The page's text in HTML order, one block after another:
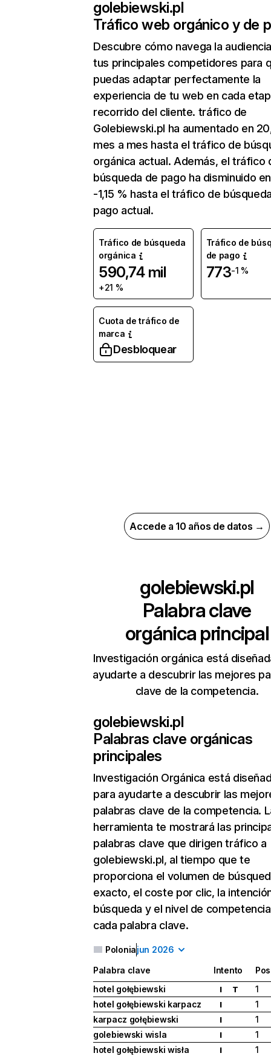
golebiewski.pl
Tráfico web orgánico y de
Descubre cómo navega la
tus principales competidores para
puedas adaptar perfectamente la
experiencia de tu web en cada
recorrido del cliente. tráfico de
Golebiewski.pl ha aumentado en
mes a mes hasta el tráfico de
orgánica actual. Además, el tráfico
búsqueda de pago ha disminuido en
-1,15 % hasta el tráfico de
pago actual.
Tráfico de búsqueda
orgánica
590,74 mil
+21 %
Tráfico de
de pago
773-1 %
Cuota de tráfico de
marca
Desbloquear
Accede a 10 años de datos →
golebiewski.pl
Palabra clave
orgánica principal
Investigación orgánica está
ayudarte a descubrir las mejores
clave de la competencia.
golebiewski.pl
Palabras clave orgánicas
principales
Investigación Orgánica está
para ayudarte a descubrir las
palabras clave de la competencia.
herramienta te mostrará las
palabras clave que dirigen tráfico a
golebiewski.pl, al tiempo que te
proporciona el volumen de
exacto, el coste por clic, la
búsqueda y el nivel de
cada palabra clave.
Poloniajun 2026
Palabra clave Intento
hotel gołębiewski
I T
1
hotel gołębiewski karpacz
I
1
karpacz gołębiewski
I
1
golebiewski wisla
I
1
hotel gołębiewski wisła
I 1